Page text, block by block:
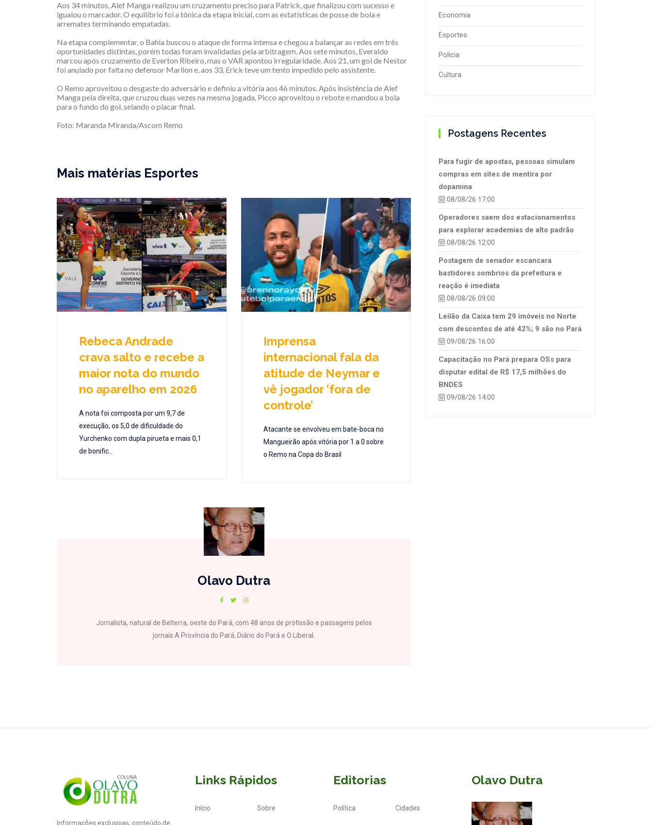
Aos 34 minutos, Alef Manga realizou um cruzamento preciso para Patrick, que finalizou com sucesso e
igualou o marcador. O equilíbrio foi a tônica da etapa inicial, com as estatísticas de posse de bola e
arremates terminando empatadas.
Na etapa complementar, o Bahia buscou o ataque de forma intensa e chegou a balançar as redes em três
oportunidades distintas, porém todas foram invalidadas pela arbitragem. Aos sete minutos, Everaldo
marcou após cruzamento de Everton Ribeiro, mas o VAR apontou irregularidade. Aos 21, um gol de Nestor
foi anulado por falta no defensor Marllon e, aos 33, Erick teve um tento impedido pelo assistente.
O Remo aproveitou o desgaste do adversário e definiu a vitória aos 46 minutos. Após insistência de Alef
Manga pela direita, que cruzou duas vezes na mesma jogada, Picco aproveitou o rebote e mandou a bola
para o fundo do gol, selando o placar final.
Foto: Maranda Miranda/Ascom Remo
Mais matérias Esportes
Rebeca Andrade
crava salto e recebe a
maior nota do mundo
no aparelho em 2026
A nota foi composta por um 9,7 de
execução, os 5,0 de dificuldade do
Yurchenko com dupla pirueta e mais 0,1
de bonific...
Imprensa
internacional fala da
atitude de Neymar e
vê jogador ‘fora de
controle’
Atacante se envolveu em bate-boca no
Mangueirão após vitória por 1 a 0 sobre
o Remo na Copa do Brasil
Olavo Dutra
Jornalista, natural de Belterra, oeste do Pará, com 48 anos de profissão e passagens pelos
jornais A Província do Pará, Diário do Pará e O Liberal.
Economia
Esportes
Polícia
Cultura
Postagens Recentes
Para fugir de apostas, pessoas simulam
compras em sites de mentira por
dopamina
08/08/26 17:00
Operadores saem dos estacionamentos
para explorar academias de alto padrão
08/08/26 12:00
Postagem de senador escancara
bastidores sombrios da prefeitura e
reação é imediata
08/08/26 09:00
Leilão da Caixa tem 29 imóveis no Norte
com descontos de até 42%; 9 são no Pará
09/08/26 16:00
Capacitação no Pará prepara OSs para
disputar edital de R$ 17,5 milhões do
BNDES
09/08/26 14:00
Informações exclusivas, conteúdo de
Links Rápidos
Início Sobre
Editorias
Política Cidades
Olavo Dutra